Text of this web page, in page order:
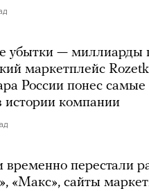
убытки — миллиарды
маркетплейс
России понес
истории компании
временно перестали
«Макс», сайты